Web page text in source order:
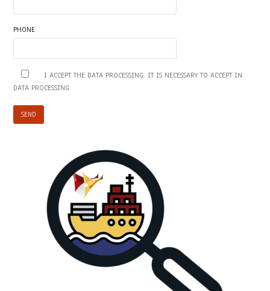
PHONE
I ACCEPT THE DATA PROCESSING. IT IS NECESSARY TO ACCEPT IN
DATA PROCESSING